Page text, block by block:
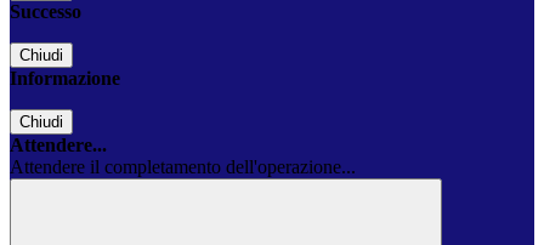
Successo
Chiudi
Informazione
Chiudi
Attendere...
Attendere il completamento dell'operazione...